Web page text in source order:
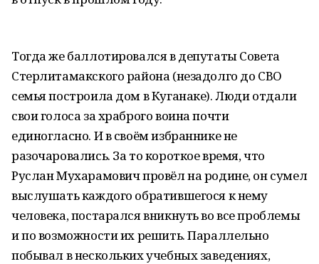
Тогда же баллотировался в депутаты Совета
Стерлитамакского района (незадолго до СВО
семья построила дом в Куганаке). Люди отдали
свои голоса за храброго воина почти
единогласно. И в своём избраннике не
разочаровались. За то короткое время, что
Руслан Мухарамович провёл на родине, он сумел
выслушать каждого обратившегося к нему
человека, постарался вникнуть во все проблемы
и по возможности их решить. Параллельно
побывал в нескольких учебных заведениях,